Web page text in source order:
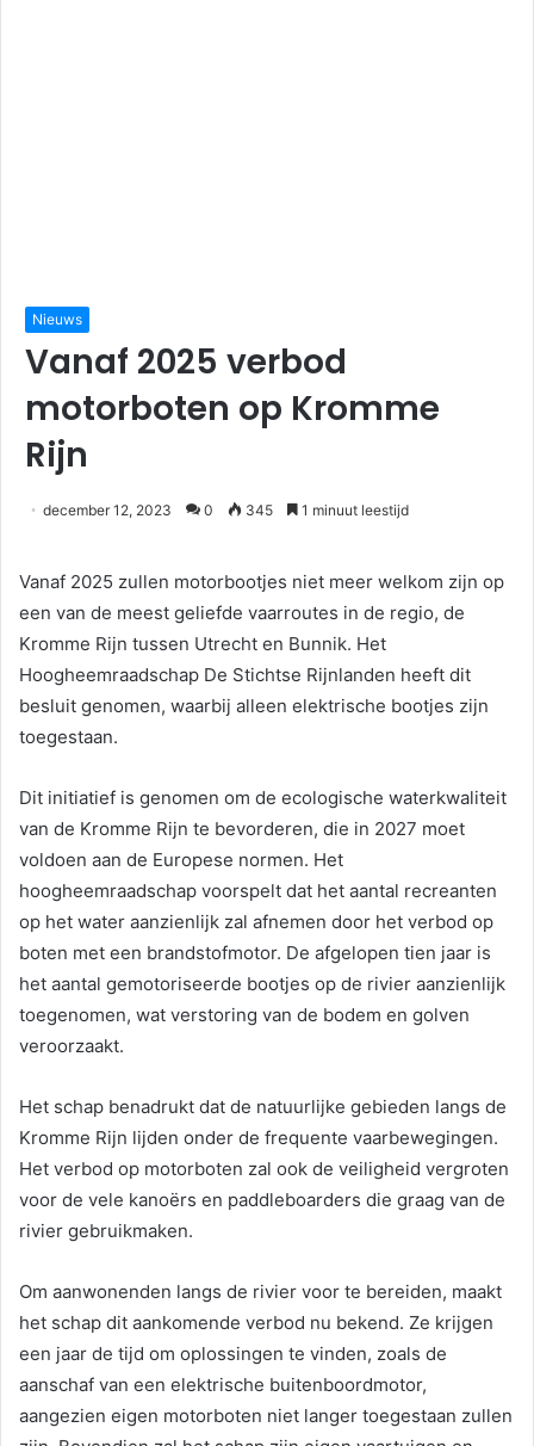
Nieuws
Vanaf 2025 verbod
motorboten op Kromme
Rijn
december 12, 2023 0 345 1 minuut leestijd
Vanaf 2025 zullen motorbootjes niet meer welkom zijn op
een van de meest geliefde vaarroutes in de regio, de
Kromme Rijn tussen Utrecht en Bunnik. Het
Hoogheemraadschap De Stichtse Rijnlanden heeft dit
besluit genomen, waarbij alleen elektrische bootjes zijn
toegestaan.
Dit initiatief is genomen om de ecologische waterkwaliteit
van de Kromme Rijn te bevorderen, die in 2027 moet
voldoen aan de Europese normen. Het
hoogheemraadschap voorspelt dat het aantal recreanten
op het water aanzienlijk zal afnemen door het verbod op
boten met een brandstofmotor. De afgelopen tien jaar is
het aantal gemotoriseerde bootjes op de rivier aanzienlijk
toegenomen, wat verstoring van de bodem en golven
veroorzaakt.
Het schap benadrukt dat de natuurlijke gebieden langs de
Kromme Rijn lijden onder de frequente vaarbewegingen.
Het verbod op motorboten zal ook de veiligheid vergroten
voor de vele kanoërs en paddleboarders die graag van de
rivier gebruikmaken.
Om aanwonenden langs de rivier voor te bereiden, maakt
het schap dit aankomende verbod nu bekend. Ze krijgen
een jaar de tijd om oplossingen te vinden, zoals de
aanschaf van een elektrische buitenboordmotor,
aangezien eigen motorboten niet langer toegestaan zullen